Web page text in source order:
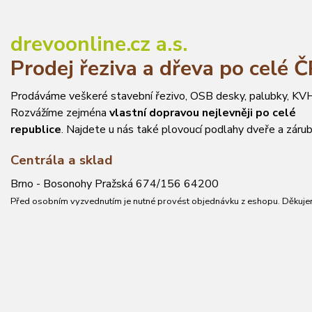
drevoonline.cz a.s.
Prodej řeziva a dřeva po celé
Prodáváme veškeré stavební řezivo, OSB desky, palubky,
Rozvážíme zejména vlastní dopravou nejlevněji po celé
republice. Najdete u nás také plovoucí podlahy dveře a
Centrála a sklad
Brno - Bosonohy Pražská 674/156 64200
Před osobním vyzvednutím je nutné provést objednávku z eshopu.